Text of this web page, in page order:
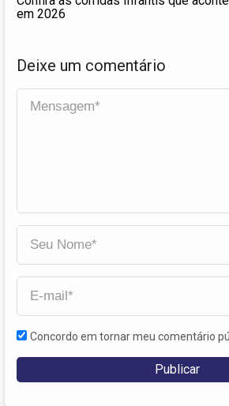
em 2026
Deixe um comentário
Concordo em tornar meu comentário